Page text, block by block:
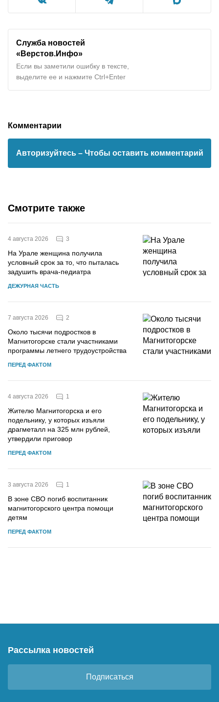
Служба новостей
«Верстов.Инфо»
Если вы заметили ошибку в тексте,
выделите ее и нажмите Ctrl+Enter
Комментарии
Авторизуйтесь – Чтобы оставить комментарий
Смотрите также
4 августа 2026 3
На Урале женщина получила
условный срок за то, что пыталась
задушить врача-педиатра
ДЕЖУРНАЯ ЧАСТЬ
7 августа 2026 2
Около тысячи подростков в
Магнитогорске стали участниками
программы летнего трудоустройства
ПЕРЕД ФАКТОМ
4 августа 2026 1
Жителю Магнитогорска и его
подельнику, у которых изъяли
драгметалл на 325 млн рублей,
утвердили приговор
ПЕРЕД ФАКТОМ
3 августа 2026 1
В зоне СВО погиб воспитанник
магнитогорского центра помощи
детям
ПЕРЕД ФАКТОМ
Рассылка новостей
Подписаться